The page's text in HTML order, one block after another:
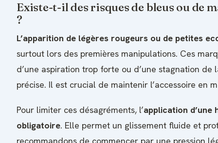
Existe-t-il des risques de bleus ou de
?
L’apparition de légères rougeurs ou de petites
surtout lors des premières manipulations. Ces
d’une aspiration trop forte ou d’une stagnation de
précise. Il est crucial de maintenir l’accessoire en
Pour limiter ces désagréments, l’application d’une
obligatoire. Elle permet un glissement fluide et